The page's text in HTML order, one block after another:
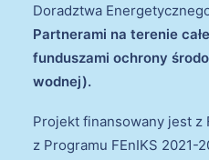
Doradztwa
Partnerami na terenie
funduszami ochrony
wodnej).
Projekt finansowany jest z
z Programu FEnIKS 2021-